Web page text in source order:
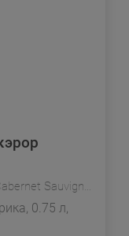
The Dry Land Collection Conqueror Cabernet Sauvignon
0.75 л,